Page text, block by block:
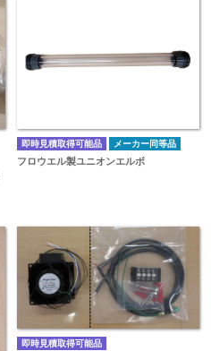
即時見積取得可能品 メーカー同等品
フロウエル製ユニオンエルボ
即時見積取得可能品